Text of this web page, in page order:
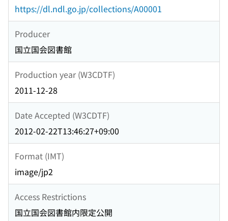
https://dl.ndl.go.jp/collections/A00001
Producer
国立国会図書館
Production year (W3CDTF)
2011-12-28
Date Accepted (W3CDTF)
2012-02-22T13:46:27+09:00
Format (IMT)
image/jp2
Access Restrictions
国立国会図書館内限定公開